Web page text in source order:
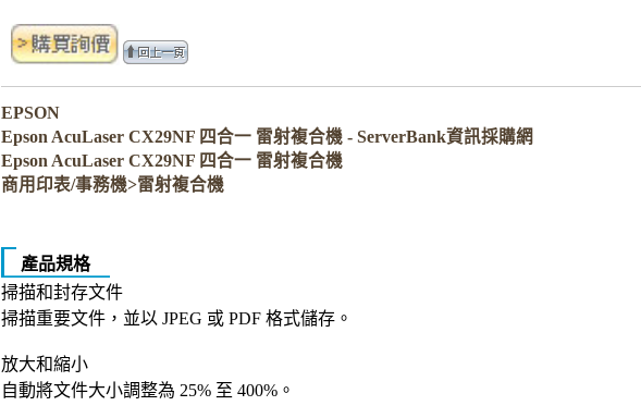
EPSON
Epson AcuLaser CX29NF 四合一 雷射複合機 - ServerBank資訊採購網
Epson AcuLaser CX29NF 四合一 雷射複合機
商用印表/事務機>雷射複合機
產品規格
掃描和封存文件
掃描重要文件，並以 JPEG 或 PDF 格式儲存。
放大和縮小
自動將文件大小調整為 25% 至 400%。